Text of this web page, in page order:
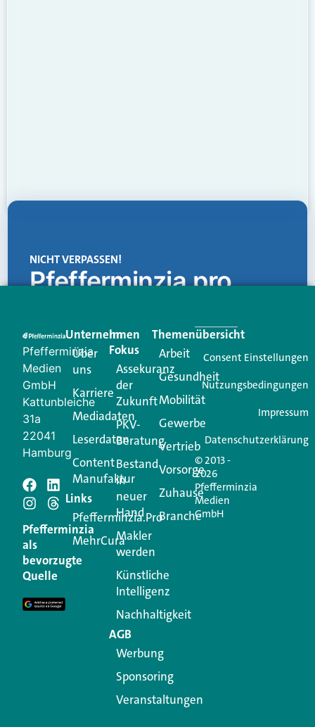
NICHT VERPASSEN!
Pfefferminzia.pro
Creator für Ihre Kundenkommunikation. Alles, was
Ihren Vertriebsalltag leichter macht. Mit nur einem
Login.
Jetzt anmelden
Schreiben Sie einen
Kommentar
Ihre E-Mail-Adresse wird nicht veröffentlicht.
Erforderliche Felder sind mit
Kommentar
Pfefferminzia
Medien
GmbH
Kattunbleiche
31a
22041
Hamburg
Pfefferminzia
als
bevorzugte
Quelle
Unternehmen
Über
uns
Karriere
Mediadaten
Leserdaten
Content
Manufaktur
Links
Pfefferminzia.Pro
MehrCura
Im
Fokus
Assekuranz
der
Zukunft
PKV-
Beratung
Bestand
in
neuer
Hand
Makler
werden
Künstliche
Intelligenz
Nachhaltigkeit
AGB
Werbung
Sponsoring
Veranstaltungen
Themenübersicht
Arbeit
Gesundheit
Mobilität
Gewerbe
Vertrieb
Vorsorge
Zuhause
Branche
© 2013 -
2026
Pfefferminzia
Medien
GmbH
Consent Einstellungen
Nutzungsbedingungen
Impressum
Datenschutzerklärung